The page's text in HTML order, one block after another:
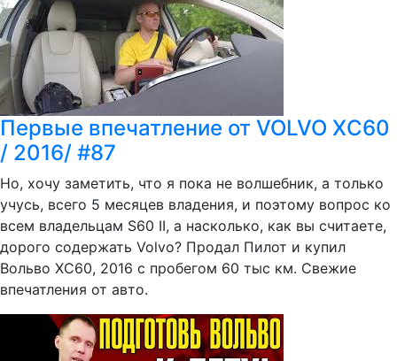
Первые впечатление от VOLVO XC60
/ 2016/ #87
Но, хочу заметить, что я пока не волшебник, а только
учусь, всего 5 месяцев владения, и поэтому вопрос ко
всем владельцам S60 II, а насколько, как вы считаете,
дорого содержать Volvo? Продал Пилот и купил
Вольво ХС60, 2016 с пробегом 60 тыс км. Свежие
впечатления от авто.